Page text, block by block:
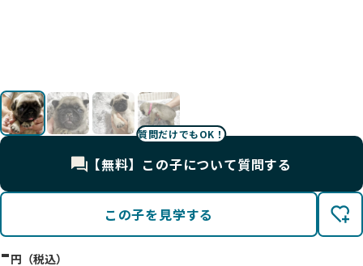
質問だけでもOK！
【無料】この子について質問する
この子を見学する
-円（税込）